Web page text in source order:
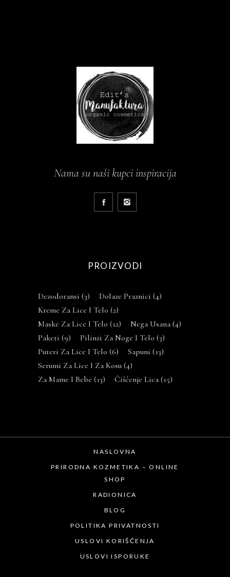
Nama su naši kupci inspiracija
PROIZVODI
Dezodoransi (3) Dolaze Praznici (4)
Kreme Za Lice I Telo (2)
Maske Za Lice I Telo (12) Nega Usana (4)
Paketi (9) Pilinzi Za Noge I Telo (3)
Puteri Za Lice I Telo (6) Sapuni (13)
Serumi Za Lice I Za Kosu (4)
Za Mame I Bebe (13) Čišćenje Lica (15)
NASLOVNA
PRIRODNA KOZMETIKA – ONLINE
SHOP
RADIONICA
BLOG
POLITIKA PRIVATNOSTI
USLOVI KORIŠĆENJA
USLOVI ISPORUKE